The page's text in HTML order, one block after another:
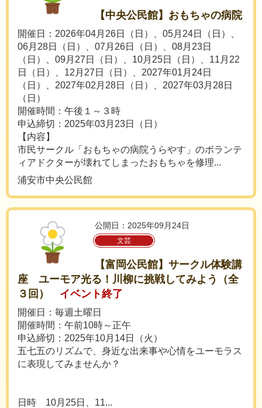
【中央公民館】おもちゃの病院
開催日：2026年04月26日（日）、05月24日（日）、
06月28日（日）、07月26日（日）、08月23日
（日）、09月27日（日）、10月25日（日）、11月22
日（日）、12月27日（日）、2027年01月24日
（日）、2027年02月28日（日）、2027年03月28日
（日）
開催時間：午後１～３時
申込締切：2025年03月23日（日）
【内容】
市民サークル「おもちゃの病院うらやす」のボランテ
ィアドクターが壊れてしまったおもちゃを修理...
浦安市中央公民館
公開日：2025年09月24日
文芸
【富岡公民館】サークル体験講
座 ユーモア光る！川柳に挑戦してみよう（全
３回）
イベント終了
開催日：毎週土曜日
開催時間：午前10時～正午
申込締切：2025年10月14日（火）
五七五のリズムで、身近な出来事や心情をユーモラス
に表現してみませんか？
日時 10月25日、11...